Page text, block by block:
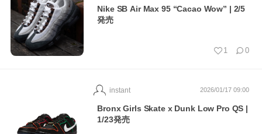
Nike SB Air Max 95 “Cacao Wow” | 2/5
発売
1 0
2026/01/17 09:00
instant
Bronx Girls Skate x Dunk Low Pro QS |
1/23発売